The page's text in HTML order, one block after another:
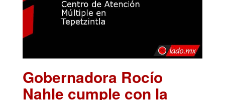
Gobernadora Rocío
Nahle cumple con la